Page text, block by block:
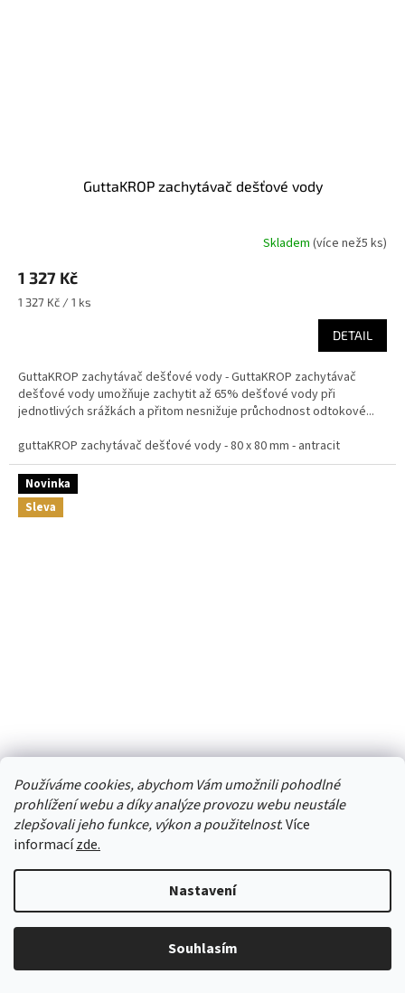
Používáme cookies, abychom Vám umožnili pohodlné
prohlížení webu a díky analýze provozu webu neustále
zlepšovali jeho funkce, výkon a použitelnost. Více
informacízde.
Nastavení
Souhlasím
GuttaKROP zachytávač dešťové vody
Skladem (více než5 ks)
1 327 Kč
Měrná
1 327 Kč / 1 ks
DETAIL
GuttaKROP zachytávač dešťové vody - GuttaKROP zachytávač
dešťové vody umožňuje zachytit až 65% dešťové vody při
jednotlivých srážkách a přitom nesnižuje průchodnost odtokové...
guttaKROP zachytávač dešťové vody - 80 x 80 mm - antracit
Novinka
Sleva
Skladem